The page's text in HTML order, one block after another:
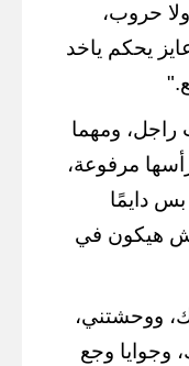
حروب،
يحكم ياخد
راجل، ومهما
مرفوعة،
دايمًا
هيكون في
ووحشتني،
وجوايا وجع